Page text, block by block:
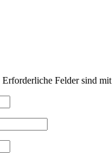
Erforderliche Felder sind mit